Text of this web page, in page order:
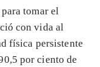
tomar el
con vida al
física persistente
por ciento de